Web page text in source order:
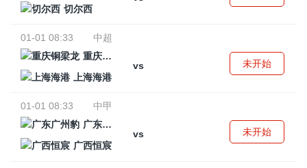
切尔西
01-01 08:33
中超
重庆铜梁龙
vs
上海海港
未开始
01-01 08:33
中甲
广东广州豹
vs
广西恒宸
未开始